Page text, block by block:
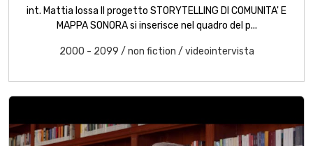
int. Mattia Iossa Il progetto STORYTELLING DI COMUNITA' E
MAPPA SONORA si inserisce nel quadro del p...
2000 - 2099 / non fiction / videointervista